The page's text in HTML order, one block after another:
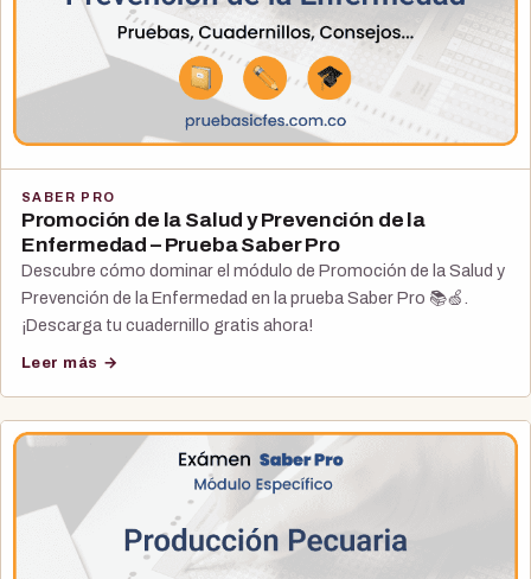
SABER PRO
Promoción de la Salud y Prevención de la
Enfermedad – Prueba Saber Pro
Descubre cómo dominar el módulo de Promoción de la Salud y
Prevención de la Enfermedad en la prueba Saber Pro 📚🍏.
¡Descarga tu cuadernillo gratis ahora!
Leer más →